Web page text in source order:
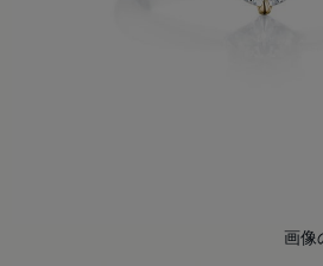
画像